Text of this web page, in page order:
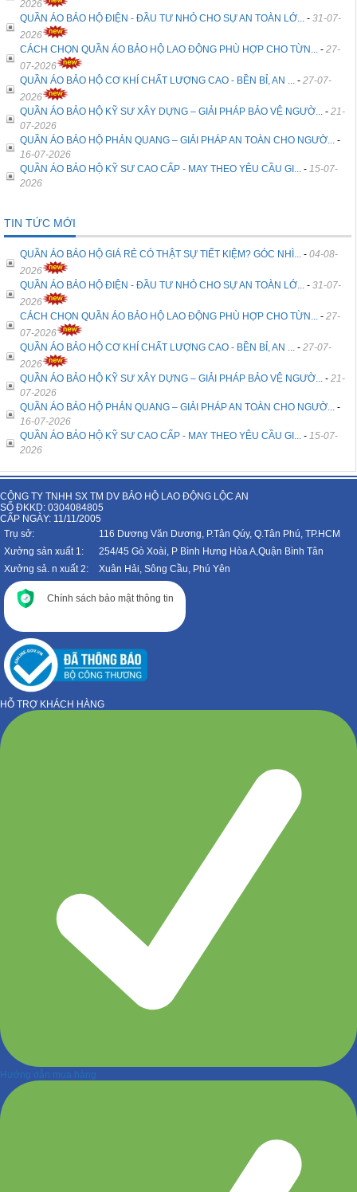
2026
QUẦN ÁO BẢO HỘ ĐIỆN - ĐẦU TƯ NHỎ CHO SỰ AN TOÀN LỚ...
- 31-07-
2026
CÁCH CHỌN QUẦN ÁO BẢO HỘ LAO ĐỘNG PHÙ HỢP CHO TỪN...
- 27-
07-2026
QUẦN ÁO BẢO HỘ CƠ KHÍ CHẤT LƯỢNG CAO - BỀN BỈ, AN ...
- 27-07-
2026
QUẦN ÁO BẢO HỘ KỸ SƯ XÂY DỰNG – GIẢI PHÁP BẢO VỆ NGƯỜ...
- 21-
07-2026
QUẦN ÁO BẢO HỘ PHẢN QUANG – GIẢI PHÁP AN TOÀN CHO NGƯỜ...
-
16-07-2026
QUẦN ÁO BẢO HỘ KỸ SƯ CAO CẤP - MAY THEO YÊU CẦU GI...
- 15-07-
2026
TIN TỨC MỚI
QUẦN ÁO BẢO HỘ GIÁ RẺ CÓ THẬT SỰ TIẾT KIỆM? GÓC NHÌ... - 04-08-
2026
QUẦN ÁO BẢO HỘ ĐIỆN - ĐẦU TƯ NHỎ CHO SỰ AN TOÀN LỚ...
- 31-07-
2026
CÁCH CHỌN QUẦN ÁO BẢO HỘ LAO ĐỘNG PHÙ HỢP CHO TỪN...
- 27-
07-2026
QUẦN ÁO BẢO HỘ CƠ KHÍ CHẤT LƯỢNG CAO - BỀN BỈ, AN ...
- 27-07-
2026
QUẦN ÁO BẢO HỘ KỸ SƯ XÂY DỰNG – GIẢI PHÁP BẢO VỆ NGƯỜ...
- 21-
07-2026
QUẦN ÁO BẢO HỘ PHẢN QUANG – GIẢI PHÁP AN TOÀN CHO NGƯỜ...
-
16-07-2026
QUẦN ÁO BẢO HỘ KỸ SƯ CAO CẤP - MAY THEO YÊU CẦU GI...
- 15-07-
2026
CÔNG TY TNHH SX TM DV BẢO HỘ LAO ĐỘNG LỘC AN
SỐ ĐKKD: 0304084805
CẤP NGÀY: 11/11/2005
Trụ sở:
116 Dương Văn Dương, P.Tân Qúy, Q.Tân Phú, TP.HCM
Xưởng sản xuất 1:
254/45 Gò Xoài, P Bình Hưng Hòa A,Quận Bình Tân
Xưởng sả. n xuất 2:
Xuân Hải, Sông Cầu, Phú Yên
Chính sách bảo mật thông tin
HỖ TRỢ KHÁCH HÀNG
Hướng dẫn mua hàng